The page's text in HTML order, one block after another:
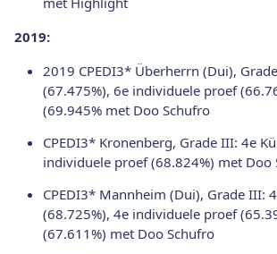
2019:
2019 CPEDI3* Überherrn (Dui),
(67.475%), 6e individuele proef
(69.945% met Doo Schufro
CPEDI3* Kronenberg, Grade III: 4e
individuele proef (68.824%) met Doo
CPEDI3* Mannheim (Dui), Grade III:
(68.725%), 4e individuele proef
(67.611%) met Doo Schufro